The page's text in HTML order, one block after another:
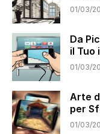
01/03/
Da
il Tuo
01/03/
Arte
per
01/03/